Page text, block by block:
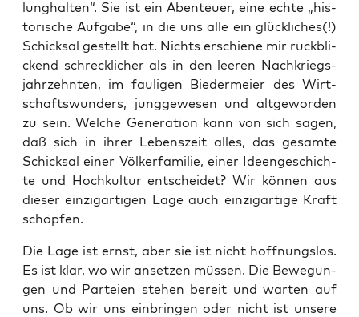
lung­hal­ten“. Sie ist ein Aben­teu­er, eine ech­te „his­
to­ri­sche Auf­ga­be“, in die uns alle ein glück­li­ches(!)
Schick­sal gestellt hat. Nichts erschie­ne mir rück­bli­
ckend schreck­li­cher als in den lee­ren Nach­kriegs­
jahr­zehn­ten, im fau­li­gen Bie­der­mei­er des Wirt­
schafts­wun­ders, jung­ge­we­sen und alt­ge­wor­den
zu sein. Wel­che Gene­ra­ti­on kann von sich sagen,
daß sich in ihrer Lebens­zeit alles, das gesam­te
Schick­sal einer Völ­ker­fa­mi­lie, einer Ideen­ge­schich­
te und Hoch­kul­tur ent­schei­det? Wir kön­nen aus
die­ser ein­zig­ar­ti­gen Lage auch ein­zig­ar­ti­ge Kraft
schöpfen.
Die Lage ist ernst, aber sie ist nicht hoff­nungs­los.
Es ist klar, wo wir anset­zen müs­sen. Die Bewe­gun­
gen und Par­tei­en ste­hen bereit und war­ten auf
uns. Ob wir uns ein­brin­gen oder nicht ist unse­re